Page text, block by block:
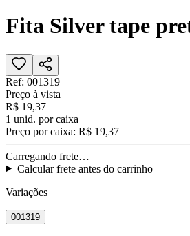
Fita Silver tape
Ref: 001319
Preço à vista
R$ 19,37
1 unid. por caixa
Preço por caixa: R$ 19,37
Carregando frete…
Calcular frete antes do carrinho
Variações
001319